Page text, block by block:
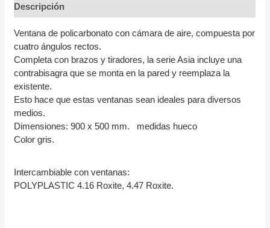
Descripción
Ventana de policarbonato con cámara de aire, compuesta por
cuatro ángulos rectos.
Completa con brazos y tiradores, la serie Asia incluye una
contrabisagra que se monta en la pared y reemplaza la
existente.
Esto hace que estas ventanas sean ideales para diversos
medios.
Dimensiones: 900 x 500 mm. medidas hueco
Color gris.
Intercambiable con ventanas:
POLYPLASTIC 4.16 Roxite, 4.47 Roxite.